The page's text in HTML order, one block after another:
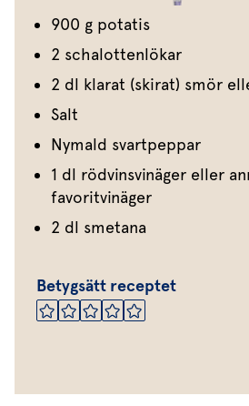
900 g potatis
2 schalottenlökar
2 dl klarat (skirat) smör
Salt
Nymald svartpeppar
1 dl rödvinsvinäger eller
favoritvinäger
2 dl smetana
Betygsätt receptet